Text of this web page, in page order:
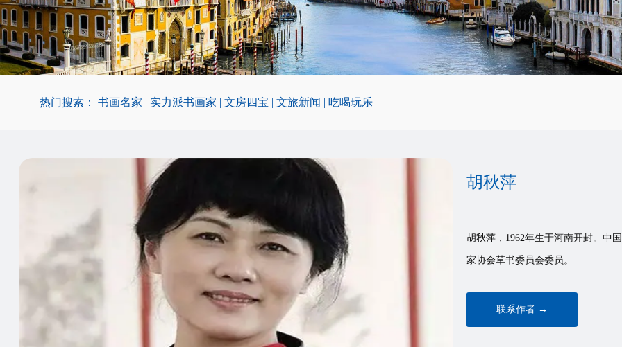
热门搜索： 书画名家 | 实力派书画家 | 文房四宝 | 文旅新闻 | 吃喝玩乐
胡秋萍
胡秋萍，1962年生于河南开封。中
家协会草书委员会委员。
联系作者 →